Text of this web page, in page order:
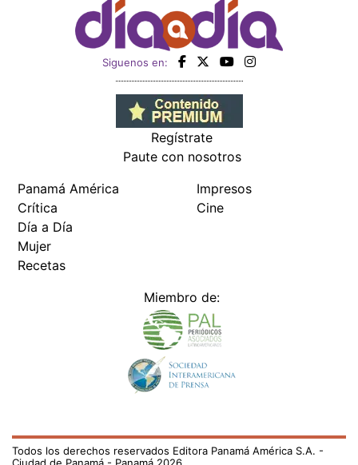
Siguenos en:
Regístrate
Paute con nosotros
Panamá América
Crítica
Día a Día
Mujer
Recetas
Impresos
Cine
Miembro de:
Todos los derechos reservados Editora Panamá América S.A. -
Ciudad de Panamá - Panamá 2026.